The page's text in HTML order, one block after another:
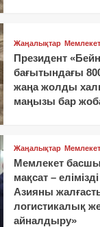
Жаңалықтар
Президент
бағытындағы
жаңа жолды
маңызы бар
Жаңалықтар
Мемлекет
мақсат –
Азияны
логистикалық
айналдыру»